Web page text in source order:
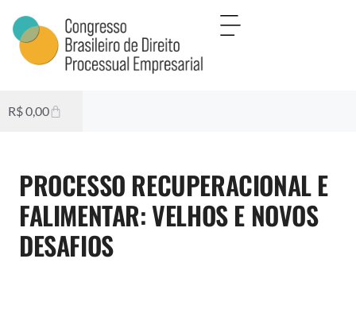
R$0,00
PROCESSO RECUPERACIONAL E
FALIMENTAR: VELHOS E NOVOS
DESAFIOS